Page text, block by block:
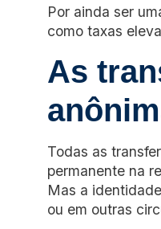
Por ainda ser
como taxas
As
Todas as
permanente na
Mas a
ou em outras